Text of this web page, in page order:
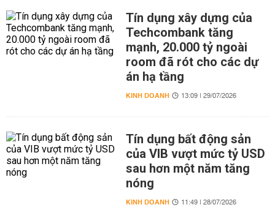
Tín dụng xây dựng của
Techcombank tăng
mạnh, 20.000 tỷ ngoài
room đã rót cho các dự
án hạ tầng
KINH DOANH 13:09 | 29/07/2026
Tín dụng bất động sản
của VIB vượt mức tỷ USD
sau hơn một năm tăng
nóng
KINH DOANH 11:49 | 28/07/2026